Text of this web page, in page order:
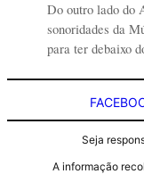
Do outro lado do
sonoridades da
para ter debaixo
Seja
A informação